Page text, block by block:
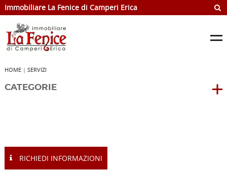
Immobiliare La Fenice di Camperi Erica
HOME| SERVIZI
CATEGORIE
RICHIEDI INFORMAZIONI